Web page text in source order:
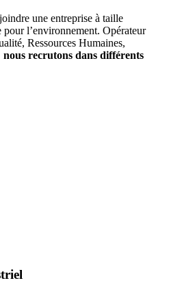
une entreprise à taille
l’environnement. Opérateur
Ressources Humaines,
nous recrutons dans différents